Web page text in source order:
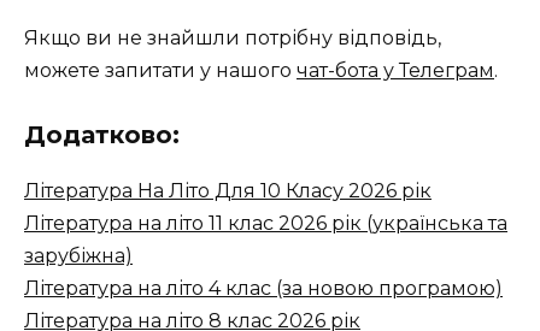
Якщо ви не знайшли потрібну відповідь,
можете запитати у нашого чат-бота у Телеграм.
Додатково:
Література На Літо Для 10 Класу 2026 рік
Література на літо 11 клас 2026 рік (українська та
зарубіжна)
Література на літо 4 клас (за новою програмою)
Література на літо 8 клас 2026 рік